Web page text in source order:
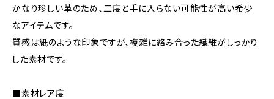
かなり珍しい革のため、二度と手に入らない可能性が高い希少
なアイテムです。
質感は紙のような印象ですが、複雑に絡み合った繊維がしっかり
した素材です。
■素材レア度